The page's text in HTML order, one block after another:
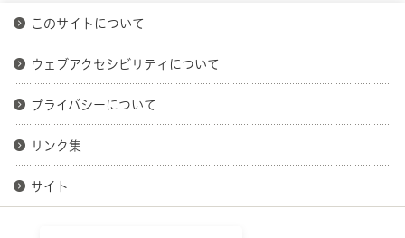
このサイトについて
ウェブアクセシビリティについて
プライバシーについて
リンク集
サイト